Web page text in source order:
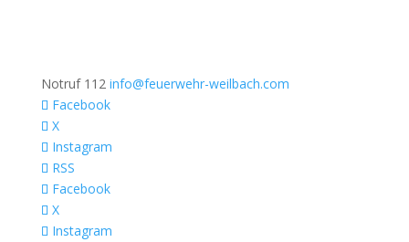
Notruf 112 info@feuerwehr-weilbach.com
Facebook
X
Instagram
RSS
Facebook
X
Instagram